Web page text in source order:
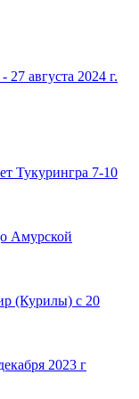
августа 2024 г.
Тукурингра 7-10
Амурской
(Курилы) с 20
2023 г